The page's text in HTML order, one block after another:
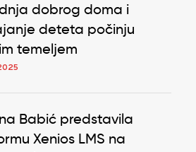
dobrog doma i
deteta počinju
temeljem
Babić predstavila
Xenios LMS na